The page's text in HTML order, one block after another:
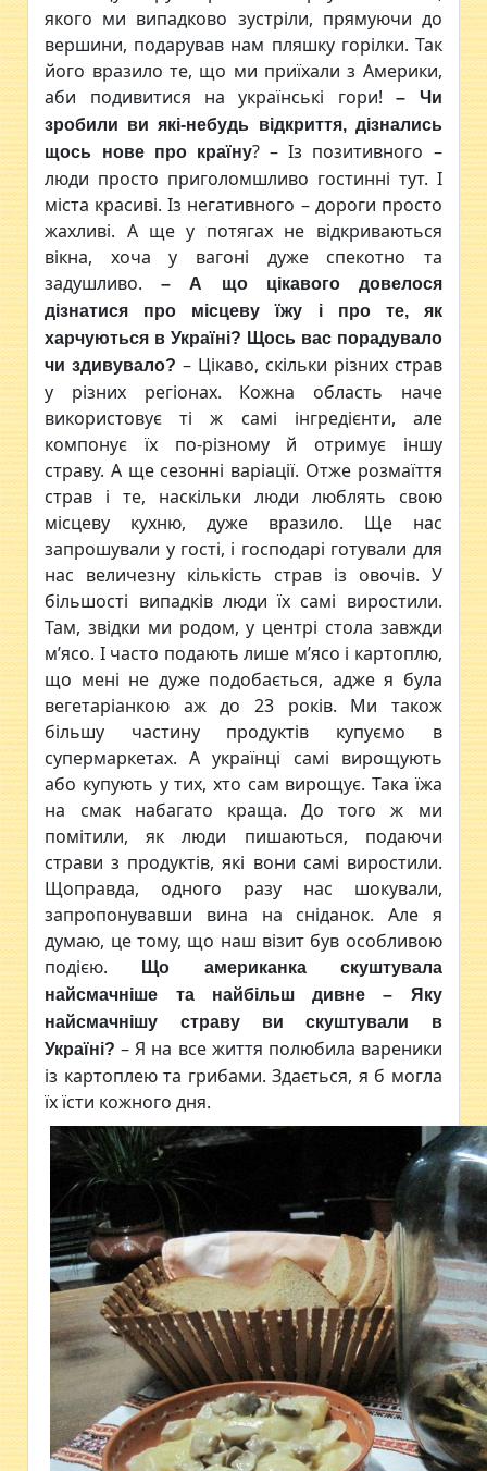
якого ми випадково зустріли, прямуючи до
вершини, подарував нам пляшку горілки. Так
його вразило те, що ми приїхали з Америки,
аби подивитися на українські гори!– Чи
зробили ви які-небудь відкриття, дізнались
щось нове про країну? – Із позитивного –
люди просто приголомшливо гостинні тут. І
міста красиві. Із негативного – дороги просто
жахливі. А ще у потягах не відкриваються
вікна, хоча у вагоні дуже спекотно та
задушливо.– А що цікавого довелося
дізнатися про місцеву їжу і про те, як
харчуються в Україні? Щось вас порадувало
чи здивувало?– Цікаво, скільки різних страв
у різних регіонах. Кожна область наче
використовує ті ж самі інгредієнти, але
компонує їх по-різному й отримує іншу
страву. А ще сезонні варіації. Отже розмаїття
страв і те, наскільки люди люблять свою
місцеву кухню, дуже вразило. Ще нас
запрошували у гості, і господарі готували для
нас величезну кількість страв із овочів. У
більшості випадків люди їх самі виростили.
Там, звідки ми родом, у центрі стола завжди
м’ясо. І часто подають лише м’ясо і картоплю,
що мені не дуже подобається, адже я була
вегетаріанкою аж до 23 років. Ми також
більшу частину продуктів купуємо в
супермаркетах. А українці самі вирощують
або купують у тих, хто сам вирощує. Така їжа
на смак набагато краща. До того ж ми
помітили, як люди пишаються, подаючи
страви з продуктів, які вони самі виростили.
Щоправда, одного разу нас шокували,
запропонувавши вина на сніданок. Але я
думаю, це тому, що наш візит був особливою
подією.
Що американка скуштувала
найсмачніше та найбільш дивне
– Яку
найсмачнішу страву ви скуштували в
Україні?– Я на все життя полюбила вареники
із картоплею та грибами. Здається, я б могла
їх їсти кожного дня.